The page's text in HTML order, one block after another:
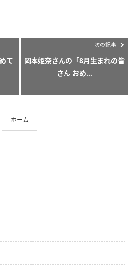
て
次の記事
岡本姫奈さんの「8月生まれの皆
さん おめ...
ホーム